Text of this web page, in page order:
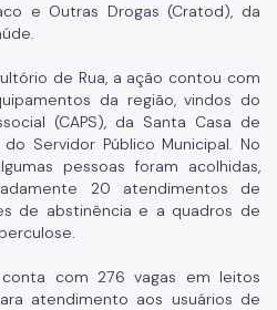
e Outras Drogas (Cratod), da
de Rua, a ação contou com
da região, vindos do
(CAPS), da Santa Casa de
Servidor Público Municipal. No
pessoas foram acolhidas,
20 atendimentos de
de abstinência e a quadros de
com 276 vagas em leitos
atendimento aos usuários de